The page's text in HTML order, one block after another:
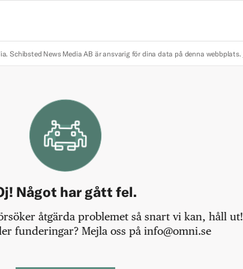
Schibsted News Media AB är ansvarig för dina data på denna webbplats.
Något har gått fel.
åtgärda problemet så snart vi kan, håll ut!
funderingar? Mejla oss på info@omni.se